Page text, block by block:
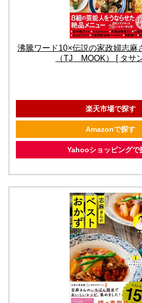
沸騰ワード10×伝説の家政婦志麻
（TJ MOOK） [ タサ
楽天市場で探す
Amazonで探す
Yahooショッピングで